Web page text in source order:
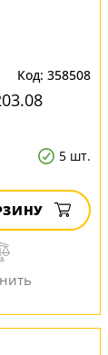
358508
5 шт.